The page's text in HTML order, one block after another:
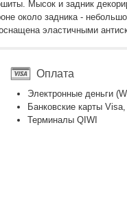
Мысок и задник
около задника -
эластичными
Оплата
Электронные деньги
Банковские карты
Терминалы QIWI